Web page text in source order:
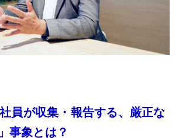
員が収集・報告する、厳正な
事象とは？